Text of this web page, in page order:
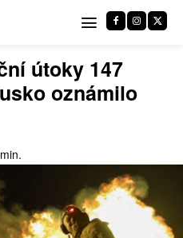
útoky 147
oznámilo
min.